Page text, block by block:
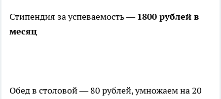
Стипендия за успеваемость — 1800 рублей в
месяц
Обед в столовой — 80 рублей, умножаем на 20